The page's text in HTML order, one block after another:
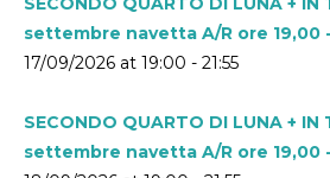
settembre navetta A/R ore 19,00
17/09/2026 at 19:00 - 21:55
SECONDO QUARTO DI LUNA + IN
settembre navetta A/R ore 19,00